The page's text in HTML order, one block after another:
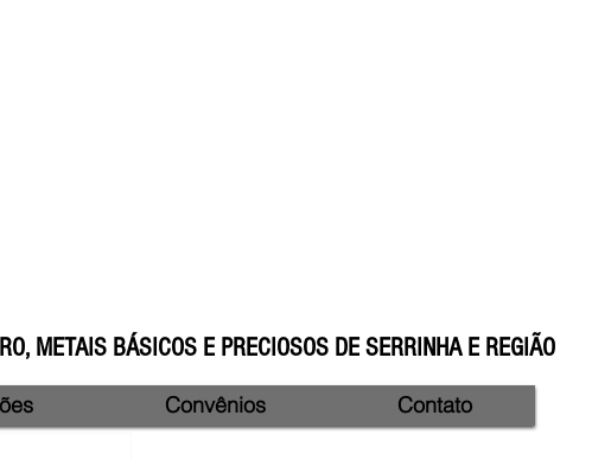
METAIS BÁSICOS E PRECIOSOS DE SERRINHA E REGIÃO
Convênios Contato